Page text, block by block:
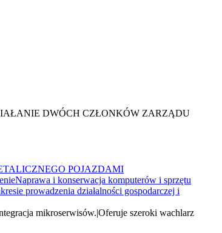
DWÓCH CZŁONKÓW ZARZĄDU
POJAZDAMI
Naprawa i konserwacja komputerów i sprzętu
prowadzenia działalności gospodarczej i
mikroserwisów. Oferuje szeroki wachlarz